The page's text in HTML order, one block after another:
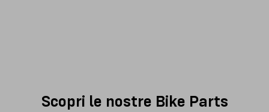
Scopri le nostre Bike Parts